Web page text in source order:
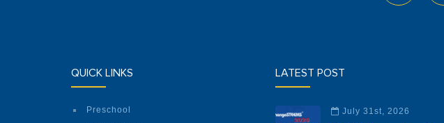
QUICK LINKS
Preschool
LATEST POST
July 31st, 2026